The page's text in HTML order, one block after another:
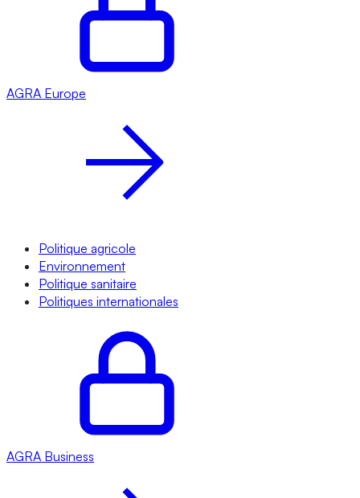
AGRA Europe
Politique agricole
Environnement
Politique sanitaire
Politiques internationales
AGRA Business